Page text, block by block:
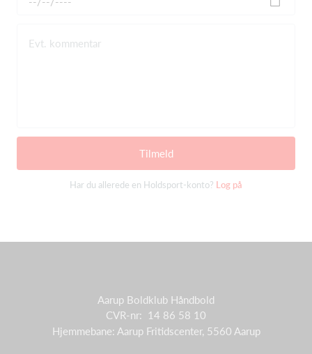
Evt. kommentar
Tilmeld
Har du allerede en Holdsport-konto? Log på
Aarup Boldklub Håndbold
CVR-nr: 14 86 58 10
Hjemmebane: Aarup Fritidscenter, 5560 Aarup